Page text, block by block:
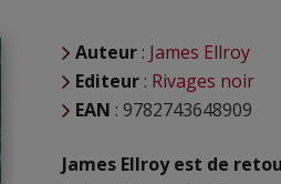
Auteur : James Ellroy
Editeur : Rivages noir
EAN : 9782743648909
James Ellroy est de